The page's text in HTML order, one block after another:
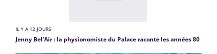
IL Y A 12 JOURS
Jenny Bel’Air : la physionomiste du Palace raconte les années 80